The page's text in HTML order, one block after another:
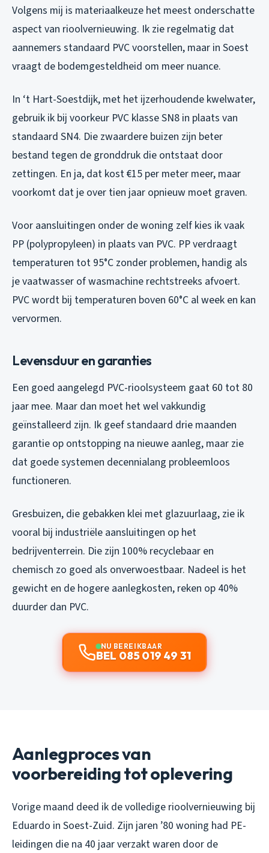
Volgens mij is materiaalkeuze het meest onderschatte
aspect van rioolvernieuwing. Ik zie regelmatig dat
aannemers standaard PVC voorstellen, maar in Soest
vraagt de bodemgesteldheid om meer nuance.
In ‘t Hart-Soestdijk, met het ijzerhoudende kwelwater,
gebruik ik bij voorkeur PVC klasse SN8 in plaats van
standaard SN4. Die zwaardere buizen zijn beter
bestand tegen de gronddruk die ontstaat door
zettingen. En ja, dat kost €15 per meter meer, maar
voorkomt dat je over tien jaar opnieuw moet graven.
Voor aansluitingen onder de woning zelf kies ik vaak
PP (polypropyleen) in plaats van PVC. PP verdraagt
temperaturen tot 95°C zonder problemen, handig als
je vaatwasser of wasmachine rechtstreeks afvoert.
PVC wordt bij temperaturen boven 60°C al week en kan
vervormen.
Levensduur en garanties
Een goed aangelegd PVC-rioolsysteem gaat 60 tot 80
jaar mee. Maar dan moet het wel vakkundig
geïnstalleerd zijn. Ik geef standaard drie maanden
garantie op ontstopping na nieuwe aanleg, maar zie
dat goede systemen decennialang probleemloos
functioneren.
Gresbuizen, die gebakken klei met glazuurlaag, zie ik
vooral bij industriële aansluitingen op het
bedrijventerrein. Die zijn 100% recyclebaar en
chemisch zo goed als onverwoestbaar. Nadeel is het
gewicht en de hogere aanlegkosten, reken op 40%
duurder dan PVC.
NU BEREIKBAAR
BEL 085 019 49 31
Aanlegproces van
voorbereiding tot oplevering
Vorige maand deed ik de volledige rioolvernieuwing bij
Eduardo in Soest-Zuid. Zijn jaren ’80 woning had PE-
leidingen die na 40 jaar verzakt waren door de